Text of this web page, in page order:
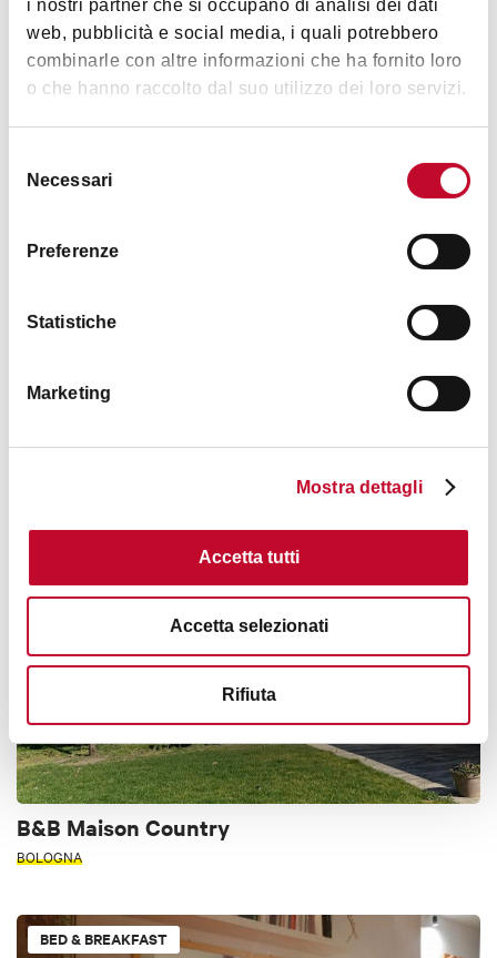
i nostri partner che si occupano di analisi dei dati
web, pubblicità e social media, i quali potrebbero
combinarle con altre informazioni che ha fornito loro
o che hanno raccolto dal suo utilizzo dei loro servizi.
delNecessari
Preferenze
Statistiche
Marketing
Mostra dettagli
Accetta tutti
Accetta selezionati
Rifiuta
B&B Carosello
A due passi
B&B Maison Country
BOLOGNA
BED & BREAKFAST